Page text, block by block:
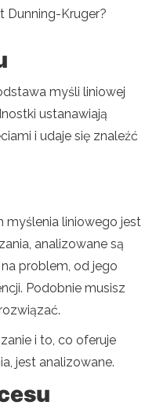
Dunning-Kruger?
myśli liniowej
ustanawiają
i udaje się znaleźć
myślenia liniowego jest
analizowane są
problem, od jego
Podobnie musisz
i to, co oferuje
jest analizowane.